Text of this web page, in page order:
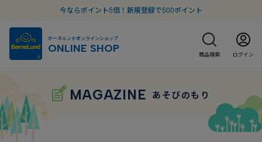
今ならポイント5倍！新規登録で500ポイント
ボーネルンドオンラインショップ
ONLINE SHOP 商品検索 ログイン
MAGAZINE あそびのもり